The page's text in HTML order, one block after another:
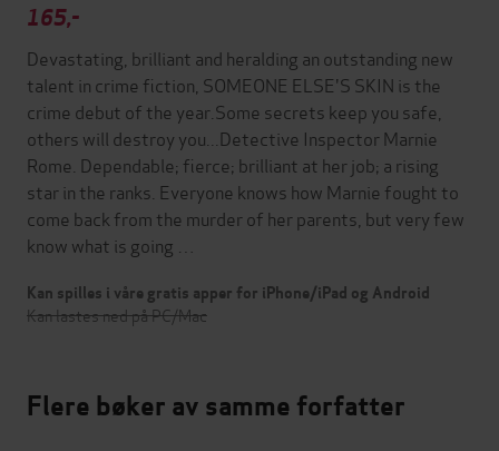
165,-
Devastating, brilliant and heralding an outstanding new
talent in crime fiction, SOMEONE ELSE'S SKIN is the
crime debut of the year.Some secrets keep you safe,
others will destroy you...Detective Inspector Marnie
Rome. Dependable; fierce; brilliant at her job; a rising
star in the ranks. Everyone knows how Marnie fought to
come back from the murder of her parents, but very few
know what is going …
Kan spilles i våre gratis apper for iPhone/iPad og Android
Kan lastes ned på PC/Mac
Flere bøker av samme forfatter